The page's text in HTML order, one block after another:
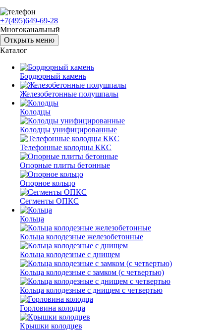
+7(495)649-69-28
Многоканальный
Открыть меню
Каталог
Бордюрный камень
Железобетонные полушпалы
Колодцы
Колодцы унифицированные
Телефонные колодцы ККС
Опорные плиты бетонные
Опорное кольцо
Сегменты ОПКС
Кольца
Кольца колодезные железобетонные
Кольца колодезные с днищем
Кольца колодезные с замком (с четвертью)
Кольца колодезные с днищем с четвертью
Горловина колодца
Крышки колодцев